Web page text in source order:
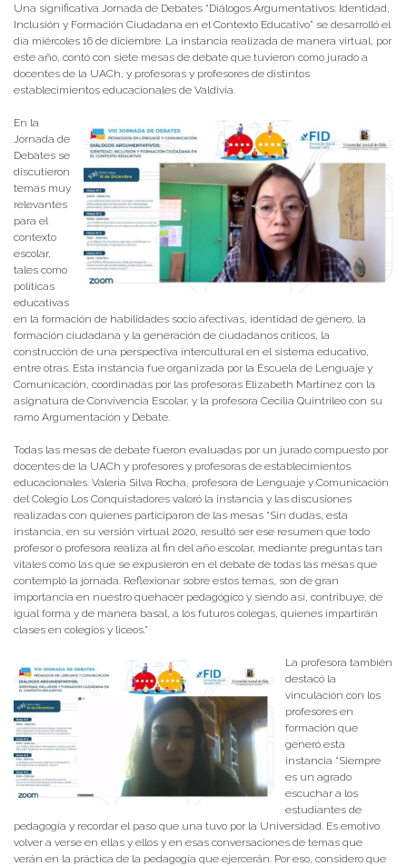
Una significativa Jornada de Debates “Diálogos Argumentativos: Identidad,
Inclusión y Formación Ciudadana en el Contexto Educativo” se desarrolló el
día miércoles 16 de diciembre. La instancia realizada de manera virtual, por
este año, contó con siete mesas de debate que tuvieron como jurado a
docentes de la UACh, y profesoras y profesores de distintos
establecimientos educacionales de Valdivia.
En la
Jornada de
Debates se
discutieron
temas muy
relevantes
para el
contexto
escolar,
tales como
políticas
educativas
en la formación de habilidades socio afectivas, identidad de género, la
formación ciudadana y la generación de ciudadanos críticos, la
construcción de una perspectiva intercultural en el sistema educativo,
entre otras. Esta instancia fue organizada por la Escuela de Lenguaje y
Comunicación, coordinadas por las profesoras Elizabeth Martínez con la
asignatura de Convivencia Escolar, y la profesora Cecilia Quintrileo con su
ramo Argumentación y Debate.
Todas las mesas de debate fueron evaluadas por un jurado compuesto por
docentes de la UACh y profesores y profesoras de establecimientos
educacionales. Valeria Silva Rocha, profesora de Lenguaje y Comunicación
del Colegio Los Conquistadores valoró la instancia y las discusiones
realizadas con quienes participaron de las mesas “Sin dudas, esta
instancia, en su versión virtual 2020, resultó ser ese resumen que todo
profesor o profesora realiza al fin del año escolar, mediante preguntas tan
vitales como las que se expusieron en el debate de todas las mesas que
contempló la jornada. Reflexionar sobre estos temas, son de gran
importancia en nuestro quehacer pedagógico y siendo así, contribuye, de
igual forma y de manera basal, a los futuros colegas, quienes impartirán
clases en colegios y liceos.”
La profesora también
destacó la
vinculación con los
profesores en
formación que
generó esta
instancia “Siempre
es un agrado
escuchar a los
estudiantes de
pedagogía y recordar el paso que una tuvo por la Universidad. Es emotivo
volver a verse en ellas y ellos y en esas conversaciones de temas que
verán en la práctica de la pedagogía que ejercerán. Por eso, considero que